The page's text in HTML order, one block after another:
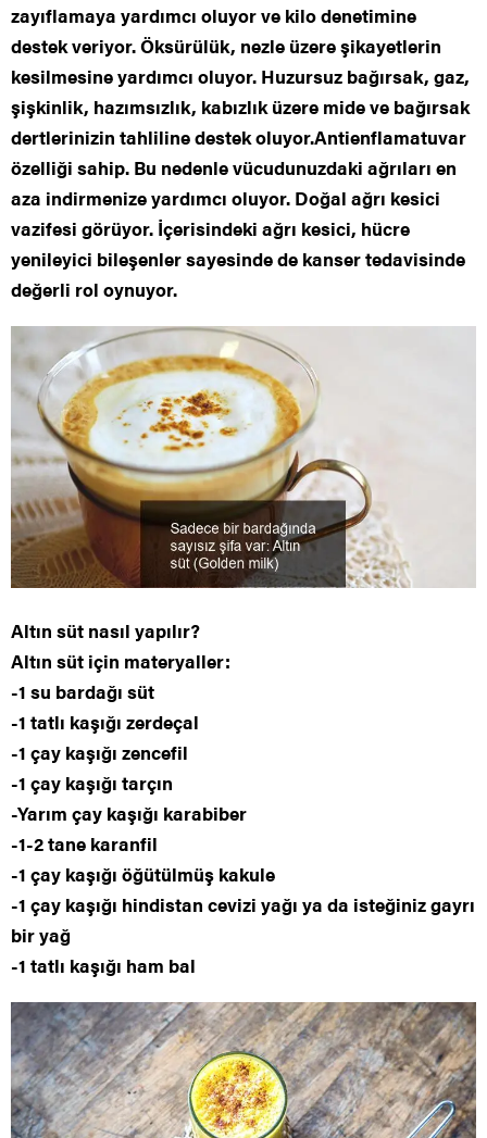
zayıflamaya yardımcı oluyor ve kilo denetimine
destek veriyor. Öksürülük, nezle üzere şikayetlerin
kesilmesine yardımcı oluyor. Huzursuz bağırsak, gaz,
şişkinlik, hazımsızlık, kabızlık üzere mide ve bağırsak
dertlerinizin tahliline destek oluyor.Antienflamatuvar
özelliği sahip. Bu nedenle vücudunuzdaki ağrıları en
aza indirmenize yardımcı oluyor. Doğal ağrı kesici
vazifesi görüyor. İçerisindeki ağrı kesici, hücre
yenileyici bileşenler sayesinde de kanser tedavisinde
değerli rol oynuyor.
Altın süt nasıl yapılır?
Altın süt için materyaller:
-1 su bardağı süt
-1 tatlı kaşığı zerdeçal
-1 çay kaşığı zencefil
-1 çay kaşığı tarçın
-Yarım çay kaşığı karabiber
-1-2 tane karanfil
-1 çay kaşığı öğütülmüş kakule
-1 çay kaşığı hindistan cevizi yağı ya da isteğiniz gayrı
bir yağ
-1 tatlı kaşığı ham bal